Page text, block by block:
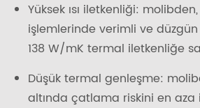
Yüksek ısı iletkenliği:
işlemlerinde verimli ve düzgün
138 W/mK termal iletkenliğe
Düşük termal genleşme:
altında çatlama riskini en